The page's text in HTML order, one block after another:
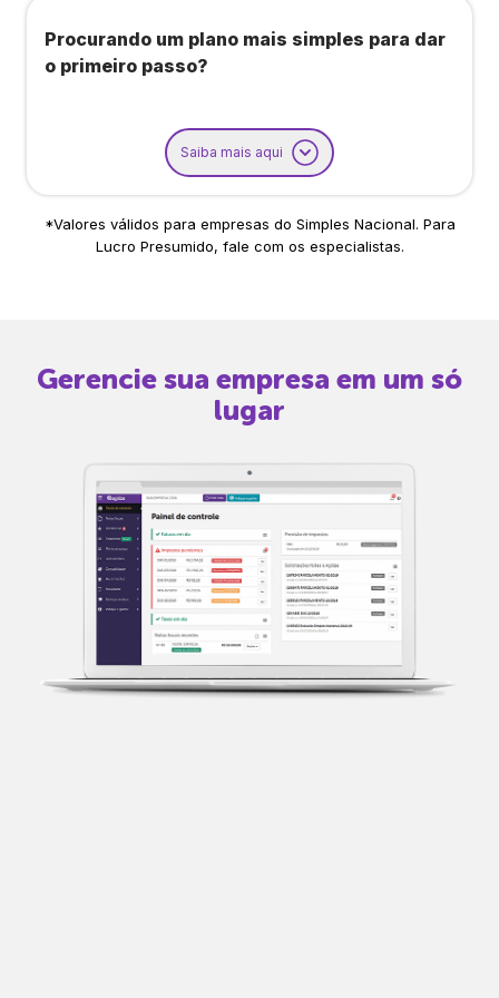
Procurando um plano mais simples para dar
o primeiro passo?
Saiba mais aqui
*Valores válidos para empresas do Simples Nacional. Para
Lucro Presumido, fale com os especialistas.
Gerencie sua empresa em um só
lugar